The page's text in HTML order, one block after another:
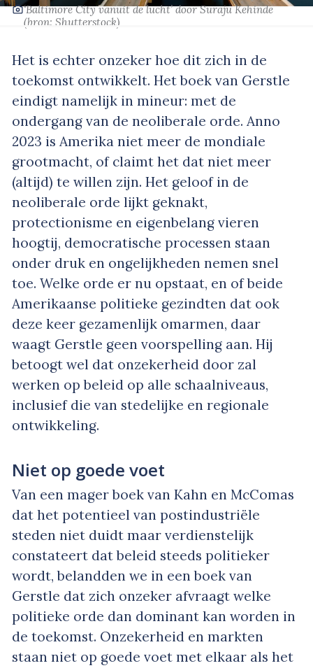
‘Baltimore City vanuit de lucht’door Suraju Kehinde
(bron: Shutterstock)
Het is echter onzeker hoe dit zich in de
toekomst ontwikkelt. Het boek van Gerstle
eindigt namelijk in mineur: met de
ondergang van de neoliberale orde. Anno
2023 is Amerika niet meer de mondiale
grootmacht, of claimt het dat niet meer
(altijd) te willen zijn. Het geloof in de
neoliberale orde lijkt geknakt,
protectionisme en eigenbelang vieren
hoogtij, democratische processen staan
onder druk en ongelijkheden nemen snel
toe. Welke orde er nu opstaat, en of beide
Amerikaanse politieke gezindten dat ook
deze keer gezamenlijk omarmen, daar
waagt Gerstle geen voorspelling aan. Hij
betoogt wel dat onzekerheid door zal
werken op beleid op alle schaalniveaus,
inclusief die van stedelijke en regionale
ontwikkeling.
Niet op goede voet
Van een mager boek van Kahn en McComas
dat het potentieel van postindustriële
steden niet duidt maar verdienstelijk
constateert dat beleid steeds politieker
wordt, belandden we in een boek van
Gerstle dat zich onzeker afvraagt welke
politieke orde dan dominant kan worden in
de toekomst. Onzekerheid en markten
staan niet op goede voet met elkaar als het